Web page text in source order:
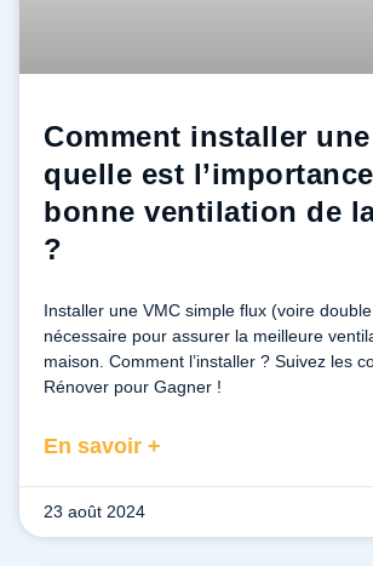
Comment installer
quelle est
bonne ventilation de
?
Installer une VMC simple flux (voire
nécessaire pour assurer la meilleure
maison. Comment l’installer ? Suivez les
Rénover pour Gagner !
En savoir +
23 août 2024